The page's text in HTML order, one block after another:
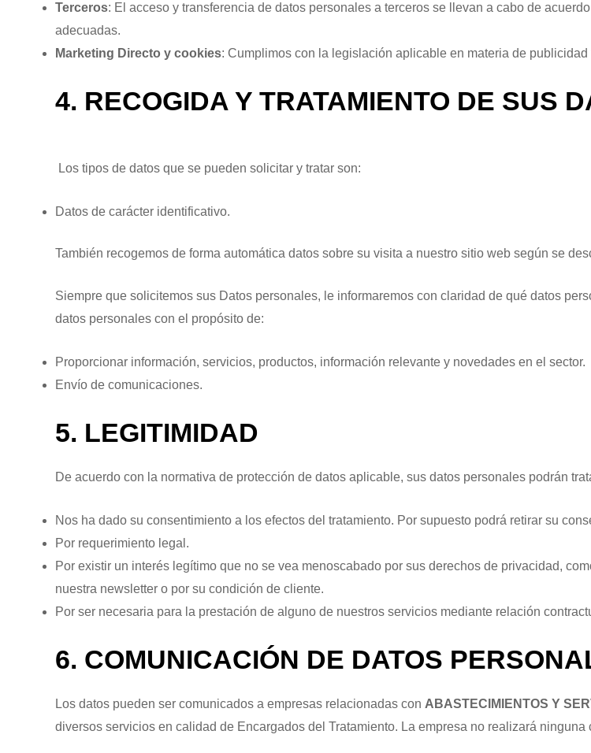
Terceros: El acceso y transferencia de datos personales a terceros se llevan a cabo de
adecuadas.
Marketing Directo y cookies: Cumplimos con la legislación aplicable en materia de publicidad
4. RECOGIDA Y TRATAMIENTO DE SUS
Los tipos de datos que se pueden solicitar y tratar son:
Datos de carácter identificativo.
También recogemos de forma automática datos sobre su visita a nuestro sitio web según se
Siempre que solicitemos sus Datos personales, le informaremos con claridad de qué datos
datos personales con el propósito de:
Proporcionar información, servicios, productos, información relevante y novedades en el sector.
Envío de comunicaciones.
5. LEGITIMIDAD
De acuerdo con la normativa de protección de datos aplicable, sus datos personales podrán
Nos ha dado su consentimiento a los efectos del tratamiento. Por supuesto podrá retirar su
Por requerimiento legal.
Por existir un interés legítimo que no se vea menoscabado por sus derechos de privacidad,
nuestra newsletter o por su condición de cliente.
Por ser necesaria para la prestación de alguno de nuestros servicios mediante relación
6. COMUNICACIÓN DE DATOS
Los datos pueden ser comunicados a empresas relacionadas con ABASTECIMIENTOS Y
diversos servicios en calidad de Encargados del Tratamiento. La empresa no realizará